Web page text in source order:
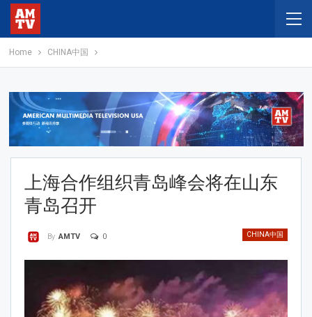
Home CHINA中国
上海合作组织青岛峰会将在山东
青岛召开
CHINA中国
By AMTV 0